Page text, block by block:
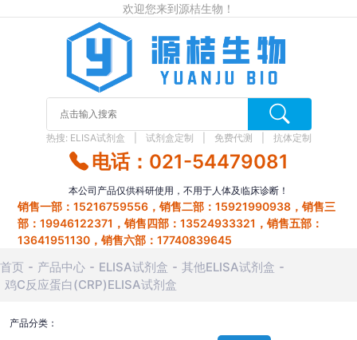
欢迎您来到源桔生物！
热搜: ELISA试剂盒 试剂盒定制 免费代测 抗体定制
电话：021-54479081
本公司产品仅供科研使用，不用于人体及临床诊断！
销售一部：15216759556，销售二部：15921990938，销售三
部：19946122371，销售四部：13524933321，销售五部：
13641951130，销售六部：17740839645
首页 产品中心 ELISA试剂盒
其他ELISA试剂盒
鸡C反应蛋白(CRP)ELISA试剂盒
产品分类：